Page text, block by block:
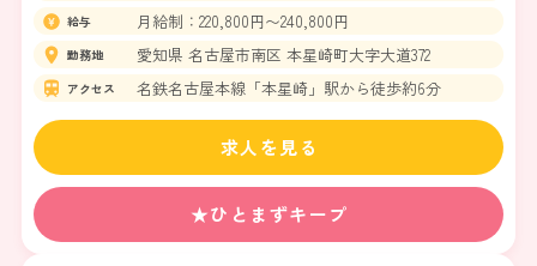
給与 月給制：220,800円〜240,800円
勤務地 愛知県 名古屋市南区 本星崎町大字大道372
アクセス 名鉄名古屋本線「本星崎」駅から徒歩約6分
★ひとまずキープ
求人を見る